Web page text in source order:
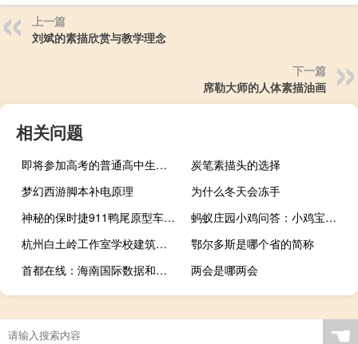
上一篇
刘斌的素描欣赏与教学理念
下一篇
席勒大师的人体素描油画
相关问题
即将参加高考的普通高中生毕业后假期自学素描绘画的问题
炭笔素描头的选择
梦幻西游脚本补电原理
为什么冬天会冻手
神秘的保时捷911鸭尾原型车回归比以往任何时候都更令人费解
蚂蚁庄园小鸡问答：小鸡宝宝考考你我国古代有让新生儿抓周的习俗一般在孩子多大时进行
杭州白土岭工作室学校建筑概况
鄂尔多斯是哪个省的简称
首都在线：海南国际数据和算力服务中心进入设备测试验证阶段
两会是哪两会
☚